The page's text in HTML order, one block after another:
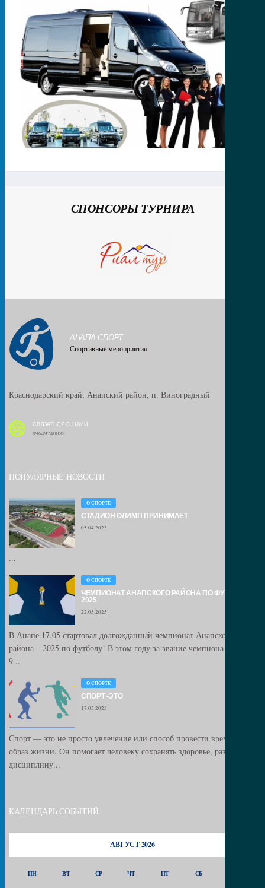
СПОНСОРЫ ТУРНИРА
АНАПА СПОРТ
Спортивные мероприятия
Краснодарский край, Анапский район, п. Виноградный
СВЯЗАТЬСЯ С НАМИ
89649240088
ПОПУЛЯРНЫЕ НОВОСТИ
О СПОРТЕ
СТАДИОН ОЛИМП ПРИНИМАЕТ
05.04.2023
...
О СПОРТЕ
ЧЕМПИОНАТ АНАПСКОГО РАЙОНА ПО ФУТБОЛУ –
2025
22.05.2025
В Анапе 17.05 стартовал долгожданный чемпионат Анапского
района – 2025 по футболу! В этом году за звание чемпиона сразятся
9...
О СПОРТЕ
СПОРТ -ЭТО
17.05.2025
Спорт — это не просто увлечение или способ провести время, это
образ жизни. Он помогает человеку сохранять здоровье, развивать
дисциплину...
КАЛЕНДАРЬ СОБЫТИЙ
АВГУСТ 2026
ПН ВТ СР ЧТ ПТ СБ